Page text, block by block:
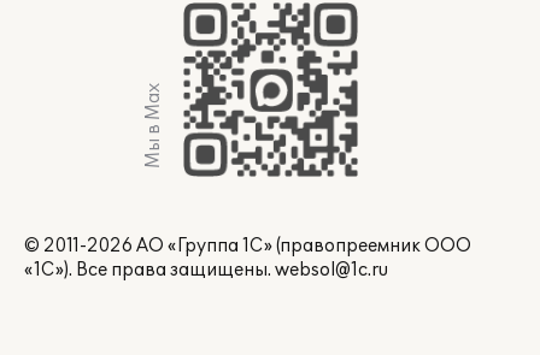
Мы в Max
© 2011-2026 АО «Группа 1С» (правопреемник ООО
«1С»). Все права защищены. websol@1c.ru